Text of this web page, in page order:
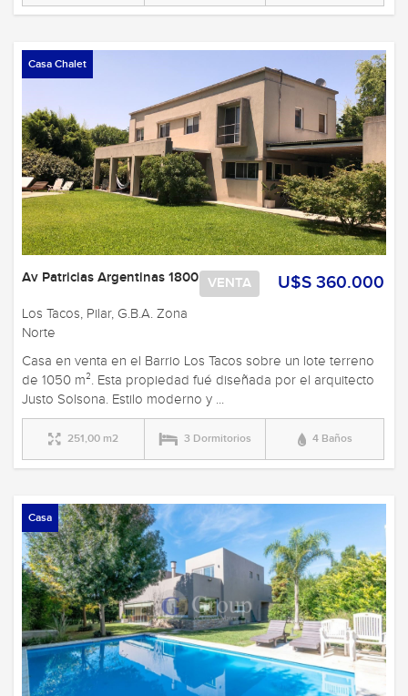
Casa Chalet
U$S 360.000
VENTA
Av Patricias Argentinas 1800
Los Tacos, Pilar, G.B.A. Zona
Norte
Casa en venta en el Barrio Los Tacos sobre un lote terreno
de 1050 m². Esta propiedad fué diseñada por el arquitecto
Justo Solsona. Estilo moderno y ...
251,00 m2 3 Dormitorios 4 Baños
Casa